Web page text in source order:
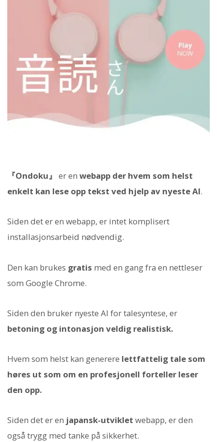
『Ondoku』 er en webapp der hvem som helst
enkelt kan lese opp tekst ved hjelp av nyeste AI.
Siden det er en webapp, er intet komplisert
installasjonsarbeid nødvendig.
Den kan brukes gratis med en gang fra en nettleser
som Google Chrome.
Siden den bruker nyeste AI for talesyntese, er
betoning og intonasjon veldig realistisk.
Hvem som helst kan generere lettfattelig tale som
høres ut som om en profesjonell forteller leser
den opp.
Siden det er en japansk-utviklet webapp, er den
også trygg med tanke på sikkerhet.